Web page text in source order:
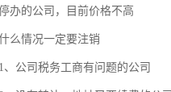
办的公司，目前价格不高
么情况一定要注销
1、公司税务工商有问题的公司